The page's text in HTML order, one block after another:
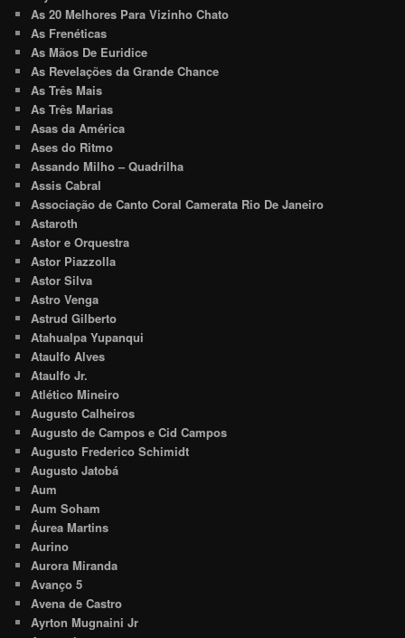
As 20 Melhores Para Vizinho Chato
As Frenéticas
As Mãos De Euridice
As Revelações da Grande Chance
As Três Mais
As Três Marias
Asas da América
Ases do Ritmo
Assando Milho – Quadrilha
Assis Cabral
Associação de Canto Coral Camerata Rio De Janeiro
Astaroth
Astor e Orquestra
Astor Piazzolla
Astor Silva
Astro Venga
Astrud Gilberto
Atahualpa Yupanqui
Ataulfo Alves
Ataulfo Jr.
Atlético Mineiro
Augusto Calheiros
Augusto de Campos e Cid Campos
Augusto Frederico Schimidt
Augusto Jatobá
Aum
Aum Soham
Áurea Martins
Aurino
Aurora Miranda
Avanço 5
Avena de Castro
Ayrton Mugnaini Jr